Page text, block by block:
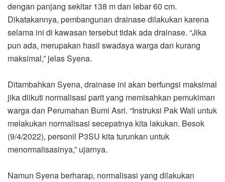
dengan panjang sekitar 138 m dan lebar 60 cm.
Dikatakannya, pembangunan drainase dilakukan karena
selama ini di kawasan tersebut tidak ada drainase. “Jika
pun ada, merupakan hasil swadaya warga dan kurang
maksimal,” jelas Syena.
Ditambahkan Syena, drainase ini akan berfungsi maksimal
jika diikuti normalisasi parit yang memisahkan pemukiman
warga dan Perumahan Bumi Asri. “Instruksi Pak Wali untuk
melakukan normalisasi secepatnya kita lakukan. Besok
(9/4/2022), personil P3SU kita turunkan untuk
menormalisasinya,” ujarnya.
Namun Syena berharap, normalisasi yang dilakukan